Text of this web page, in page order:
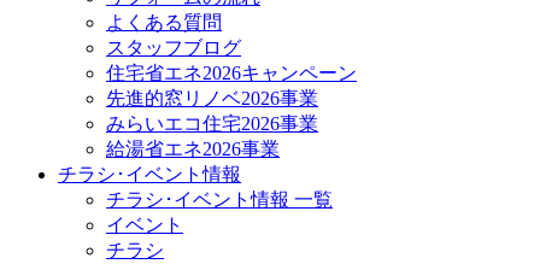
よくある質問
スタッフブログ
住宅省エネ2026キャンペーン
先進的窓リノベ2026事業
みらいエコ住宅2026事業
給湯省エネ2026事業
チラシ･イベント情報
チラシ･イベント情報 一覧
イベント
チラシ